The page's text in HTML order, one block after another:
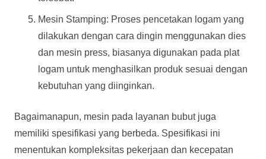
Mesin Stamping: Proses pencetakan logam yang
dilakukan dengan cara dingin menggunakan dies
dan mesin press, biasanya digunakan pada plat
logam untuk menghasilkan produk sesuai dengan
kebutuhan yang diinginkan.
Bagaimanapun, mesin pada layanan bubut juga
memiliki spesifikasi yang berbeda. Spesifikasi ini
menentukan kompleksitas pekerjaan dan kecepatan